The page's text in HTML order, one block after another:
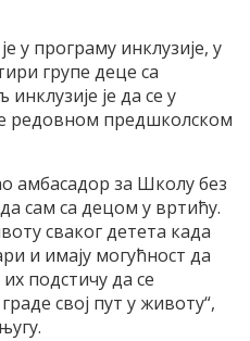
у програму инклузије, у
групе деце са
је да се у
редовном предшколском
амбасадор за Школу без
сам са децом у вртићу.
сваког детета када
и имају могућност да
подстичу да се
свој пут у животу“,